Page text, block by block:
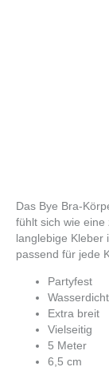
Das Bye Bra-
fühlt sich wie
langlebige Kleber
passend für jede
Partyfest
Wasserdicht
Extra breit
Vielseitig
5 Meter
6,5 cm